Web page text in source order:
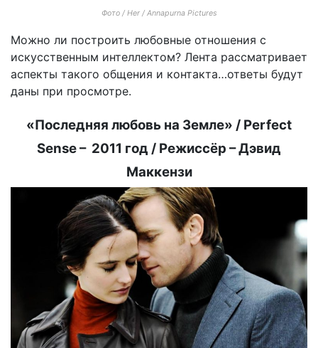
Фото / Her / Annapurna Pictures
Можно ли построить любовные отношения с
искусственным интеллектом? Лента рассматривает
аспекты такого общения и контакта…ответы будут
даны при просмотре.
«Последняя любовь на Земле» / Perfect
Sense – 2011 год / Режиссёр – Дэвид
Маккензи